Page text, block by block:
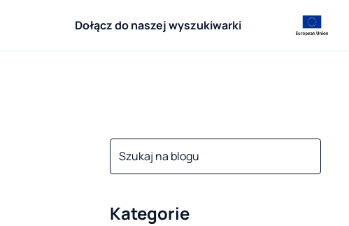
Dołącz do naszej wyszukiwarki
Kategorie